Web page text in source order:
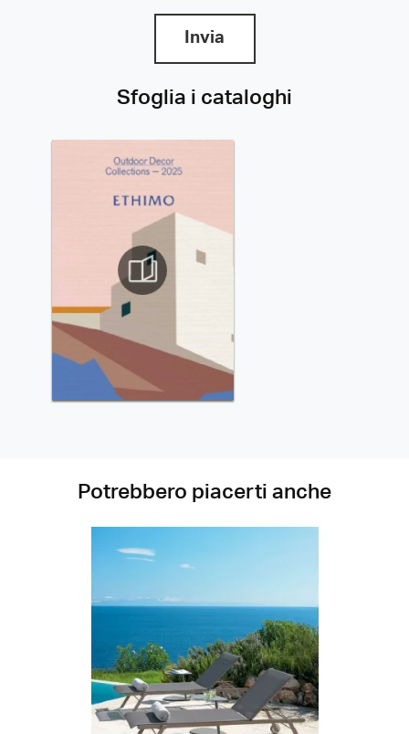
Sfoglia i cataloghi
Invia
Potrebbero piacerti anche